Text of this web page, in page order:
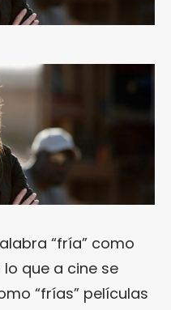
“fría” como
que a cine se
“frías” películas